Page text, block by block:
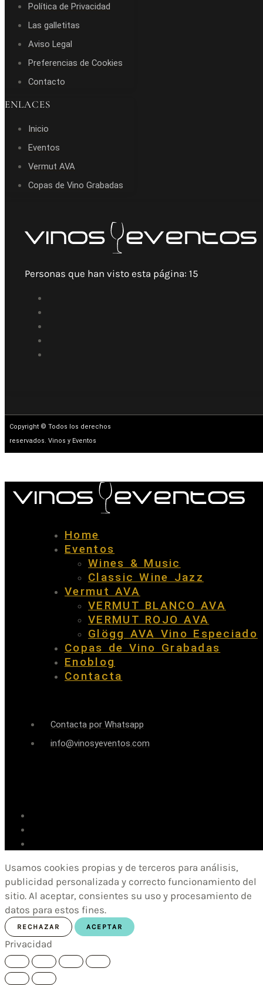
Política de Privacidad
Las galletitas
Aviso Legal
Preferencias de Cookies
Contacto
ENLACES
Inicio
Eventos
Vermut AVA
Copas de Vino Grabadas
Personas que han visto esta página: 15
Copyright © Todos los derechos
reservados. Vinos y Eventos
Home
Eventos
Wines & Music
Classic Wine Jazz
Vermut AVA
VERMUT BLANCO AVA
VERMUT ROJO AVA
Glögg AVA Vino Especiado
Copas de Vino Grabadas
Enoblog
Contacta
Contacta por Whatsapp
info@vinosyeventos.com
Usamos cookies propias y de terceros para análisis,
publicidad personalizada y correcto funcionamiento del
sitio. Al aceptar, consientes su uso y procesamiento de
datos para estos fines.
RECHAZAR ACEPTAR
Privacidad